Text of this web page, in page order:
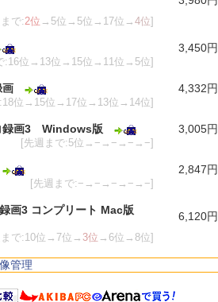
で:2位 →5位→5位→17位→4位]
:16位→13位→15位→11位→5位]
3,450円
画
:18位→15位→17位→13位→14位]
4,332円
録画3 Windows版
[先週まで:5位→−→−→−→−]
3,005円
[先週まで:−→−→−→−→−]
2,847円
画3 コンプリート Mac版
まで:10位→7位→ 3位 →6位→8位]
6,120円
管理